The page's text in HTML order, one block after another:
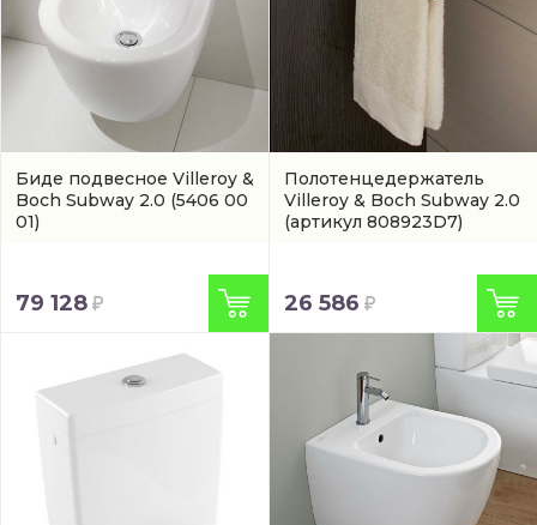
Биде подвесное Villeroy &
Boch Subway 2.0 (5406 00
01)
79 128
Полотенцедержатель
Villeroy & Boch Subway 2.0
(артикул 808923D7)
26 586